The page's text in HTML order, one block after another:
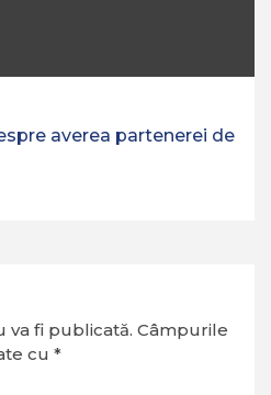
averea partenerei de
va fi publicată. Câmpurile
cu *